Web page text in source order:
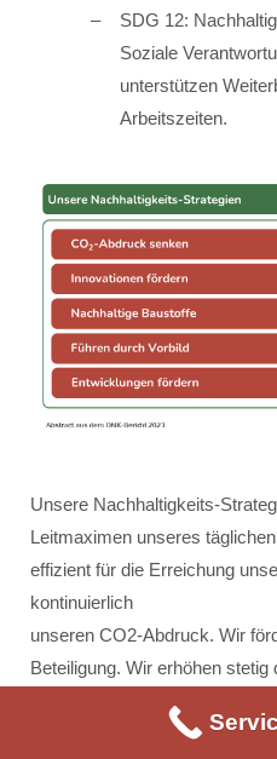
SDG 12:
Soziale
unterstützen
Arbeitszeiten.
Unsere Nachhaltigkeits-
Leitmaximen unseres
effizient für die Erreichung
kontinuierlich
unseren CO2-Abdruck. Wir
Beteiligung. Wir erhöhen stetig
handeln verantwortlich. Wir